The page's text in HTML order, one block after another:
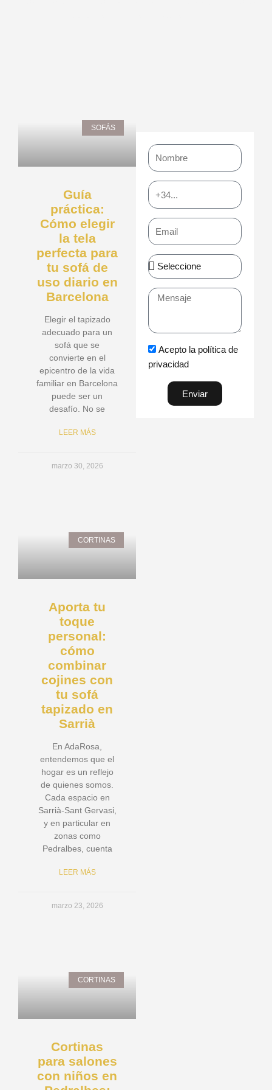
SOFÁS
Guía
práctica:
Cómo elegir
la tela
perfecta para
tu sofá de
uso diario en
Barcelona
Elegir el tapizado
adecuado para un
sofá que se
convierte en el
epicentro de la vida
familiar en Barcelona
puede ser un
desafío. No se
LEER MÁS
marzo 30, 2026
CORTINAS
Aporta tu
toque
personal:
cómo
combinar
cojines con
tu sofá
tapizado en
Sarrià
En AdaRosa,
entendemos que el
hogar es un reflejo
de quienes somos.
Cada espacio en
Sarrià-Sant Gervasi,
y en particular en
zonas como
Pedralbes, cuenta
LEER MÁS
marzo 23, 2026
CORTINAS
Cortinas
para salones
con niños en
Nombre
Teléfono
Email
Asunto
Mensaje
Acepto la política de
privacidad
Enviar